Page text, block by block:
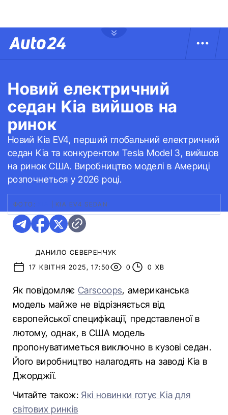
Новий електричний
седан Kia вийшов на
ринок
Новий Kia EV4, перший глобальний електричний
седан Kia та конкурентом Tesla Model 3, вийшов
на ринок США. Виробництво моделі в Америці
розпочнеться у 2026 році.
ФОТО: KIA EV4 SEDAN
ДАНИЛО СЕВЕРЕНЧУК
17 КВІТНЯ 2025, 17:50
0 0 ХВ
Як повідомляєCarscoops, американська
модель майже не відрізняється від
європейської специфікації, представленої в
лютому, однак, в США модель
пропонуватиметься виключно в кузові седан.
Його виробництво налагодять на заводі Kia в
Джорджії.
Читайте також: Які новинки готує Kia для
світових ринків